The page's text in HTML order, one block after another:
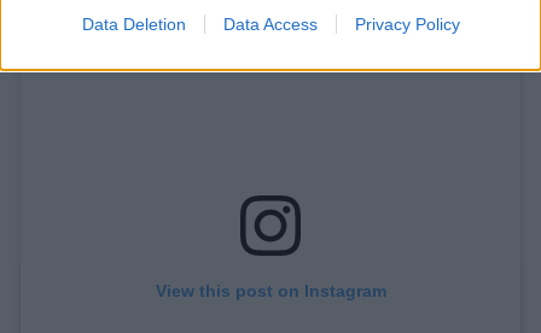
Data Deletion Data Access Privacy Policy
View this post on Instagram